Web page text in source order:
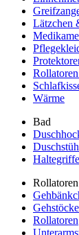
Lätzchen
Wärme
Bad
Haltegriffe
Gehstöcke
Rollatoren